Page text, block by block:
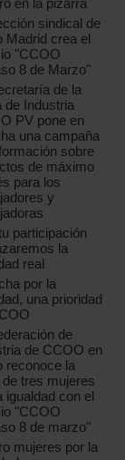
en la pizarra
sindical de
Madrid crea el
"CCOO
8 de Marzo"
de la
de Industria
PV pone en
una campaña
sobre
de máximo
para los
y
participación
la
real
por la
una prioridad
de
de CCOO en
reconoce la
de tres mujeres
igualdad con el
"CCOO
8 de marzo"
mujeres por la